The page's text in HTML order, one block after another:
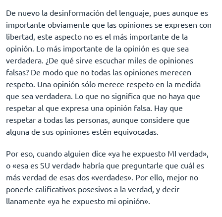
De nuevo la desinformación del lenguaje, pues aunque es
importante obviamente que las opiniones se expresen con
libertad, este aspecto no es el más importante de la
opinión. Lo más importante de la opinión es que sea
verdadera. ¿De qué sirve escuchar miles de opiniones
falsas? De modo que no todas las opiniones merecen
respeto. Una opinión sólo merece respeto en la medida
que sea verdadera. Lo que no significa que no haya que
respetar al que expresa una opinión falsa. Hay que
respetar a todas las personas, aunque considere que
alguna de sus opiniones estén equivocadas.
Por eso, cuando alguien dice «ya he expuesto MI verdad»,
o «esa es SU verdad» habría que preguntarle que cuál es
más verdad de esas dos «verdades». Por ello, mejor no
ponerle calificativos posesivos a la verdad, y decir
llanamente «ya he expuesto mi opinión».